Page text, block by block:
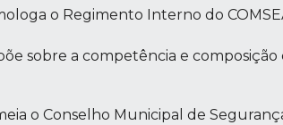
o Regimento Interno do
sobre a competência e
o Conselho Municipal de